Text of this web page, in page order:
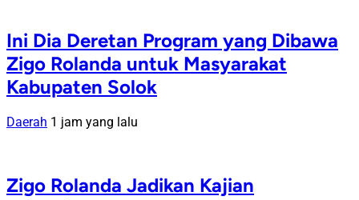
Ini Dia Deretan Program yang Dibawa
Zigo Rolanda untuk Masyarakat
Kabupaten Solok
Daerah 1 jam yang lalu
Zigo Rolanda Jadikan Kajian